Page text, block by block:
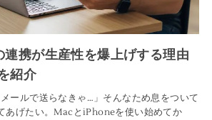
携が生産性を爆上げする理由
紹介
メールで送らなきゃ…」そんなため息をついて
あげたい。MacとiPhoneを使い始めてか